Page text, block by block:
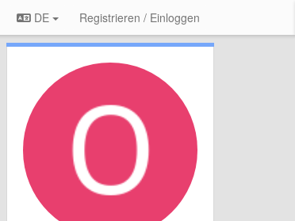
DE Registrieren / Einloggen